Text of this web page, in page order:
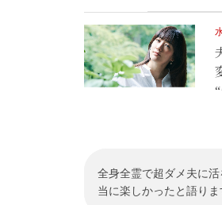
全身全霊で超ダメ夫に
当に楽しかったと語りま